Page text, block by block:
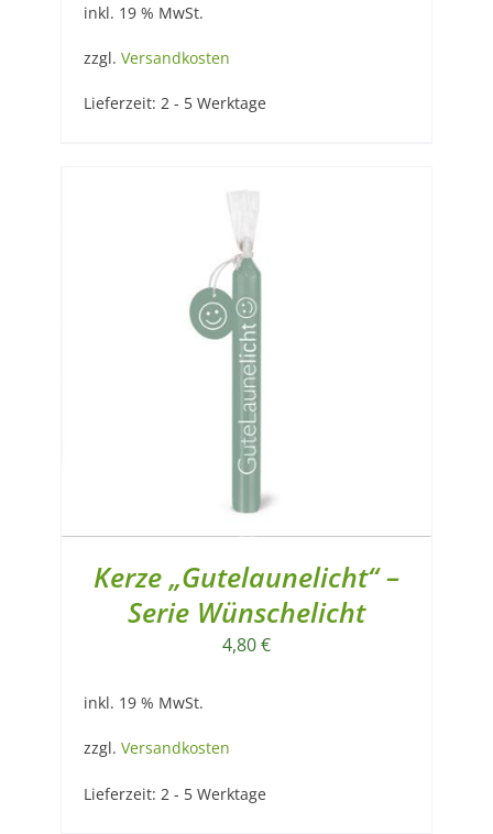
inkl. 19 % MwSt.
zzgl. Versandkosten
Lieferzeit: 2 - 5 Werktage
Kerze „Gutelaunelicht“ –
Serie Wünschelicht
4,80€
inkl. 19 % MwSt.
zzgl. Versandkosten
Lieferzeit: 2 - 5 Werktage